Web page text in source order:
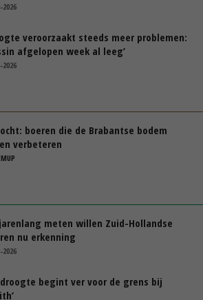
2026
veroorzaakt steeds meer problemen:
afgelopen week al leeg’
2026
boeren die de Brabantse bodem
verbeteren
meten willen Zuid-Hollandse
nu erkenning
2026
droogte begint ver voor de grens bij